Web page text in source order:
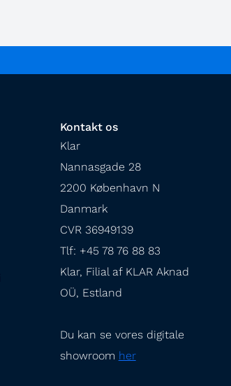
Kontakt os
Klar
Nannasgade 28
2200 København N
Danmark
CVR 36949139
Tlf: +45 78 76 88 83
Klar, Filial af KLAR Aknad
OÜ, Estland
Du kan se vores digitale
showroom her